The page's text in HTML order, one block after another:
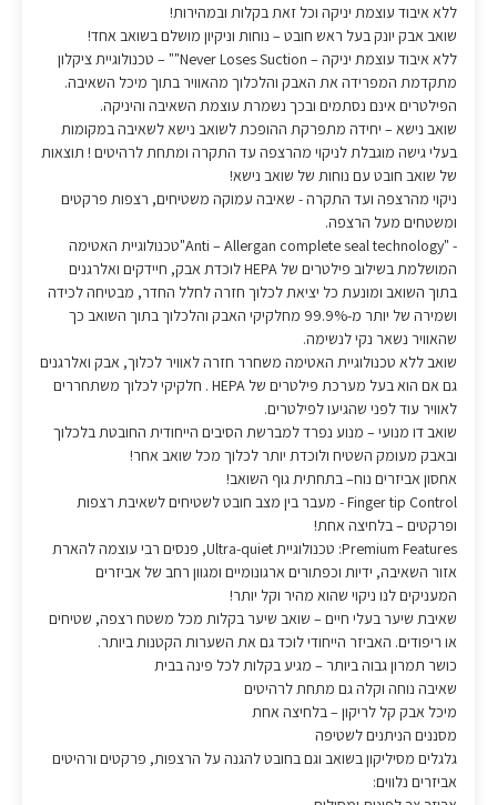
ללא איבוד עוצמת יניקה וכל זאת בקלות ובמהירות!
שואב אבק יונק בעל ראש חובט – נוחות וניקיון מושלם בשואב אחד!
ללא איבוד עוצמת יניקה – Never Loses Suction"" – טכנולוגיית ציקלון
מתקדמת המפרידה את האבק והלכלוך מהאוויר בתוך מיכל השאיבה.
הפילטרים אינם נסתמים ובכך נשמרת עוצמת השאיבה והיניקה.
שואב נישא – יחידה מתפרקת ההופכת לשואב נישא לשאיבה במקומות
בעלי גישה מוגבלת לניקוי מהרצפה עד התקרה ומתחת לרהיטים ! תוצאות
של שואב חובט עם נוחות של שואב נישא!
ניקוי מהרצפה ועד התקרה - שאיבה עמוקה משטיחים, רצפות פרקטים
ומשטחים מעל הרצפה.
- "Anti – Allergan complete seal technology"טכנולוגיית האטימה
המושלמת בשילוב פילטרים של HEPA לוכדת אבק, חיידקים ואלרגנים
בתוך השואב ומונעת כל יציאת לכלוך חזרה לחלל החדר, מבטיחה לכידה
ושמירה של יותר מ-99.9% מחלקיקי האבק והלכלוך בתוך השואב כך
שהאוויר נשאר נקי לנשימה.
שואב ללא טכנולוגיית האטימה משחרר חזרה לאוויר לכלוך, אבק ואלרגנים
גם אם הוא בעל מערכת פילטרים של HEPA . חלקיקי לכלוך משתחררים
לאוויר עוד לפני שהגיעו לפילטרים.
שואב דו מנועי – מנוע נפרד למברשת הסיבים הייחודית החובטת בלכלוך
ובאבק מעומק השטיח ולוכדת יותר לכלוך מכל שואב אחר!
אחסון אביזרים נוח– בתחתית גוף השואב!
Finger tip Control - מעבר בין מצב חובט לשטיחים לשאיבת רצפות
ופרקטים – בלחיצה אחת!
Premium Features: טכנולוגיית Ultra-quiet, פנסים רבי עוצמה להארת
אזור השאיבה, ידיות וכפתורים ארגונומיים ומגוון רחב של אביזרים
המעניקים לנו ניקוי שהוא מהיר וקל יותר!
שאיבת שיער בעלי חיים – שואב שיער בקלות מכל משטח רצפה, שטיחים
או ריפודים. האביזר הייחודי לוכד גם את השערות הקטנות ביותר.
כושר תמרון גבוה ביותר – מגיע בקלות לכל פינה בבית
שאיבה נוחה וקלה גם מתחת לרהיטים
מיכל אבק קל לריקון – בלחיצה אחת
מסננים הניתנים לשטיפה
גלגלים מסיליקון בשואב וגם בחובט להגנה על הרצפות, פרקטים ורהיטים
אביזרים נלווים: